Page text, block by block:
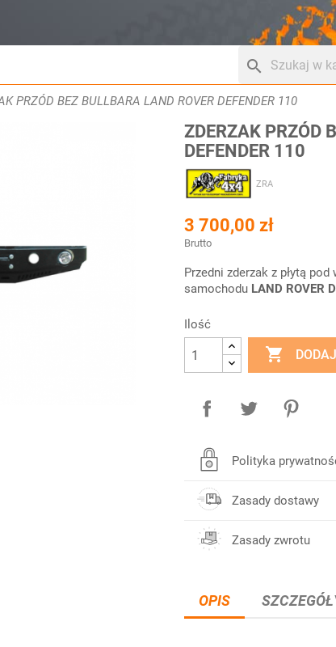
search
PRZÓD BEZ BULLBARA LAND ROVER DEFENDER 110
ZDERZAK PRZÓD
DEFENDER 110
ZRA
3 700,00 zł
Brutto
Przedni zderzak z płytą
samochodu LAND ROVER
Ilość

Polityka
Zasady dostawy
Zasady zwrotu
OPIS